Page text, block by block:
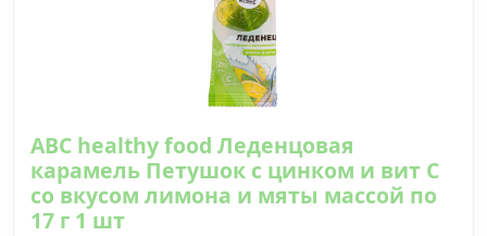
ABC healthy food Леденцовая
карамель Петушок с цинком и вит С
со вкусом лимона и мяты массой по
17 г 1 шт